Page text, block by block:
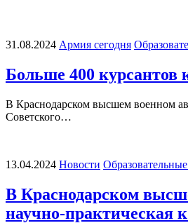
31.08.2024 Армия сегодня
Больше 400 курсантов
В Краснодарском высшем военном
Советского…
13.04.2024 Новости
В Краснодарском
научно-практическая